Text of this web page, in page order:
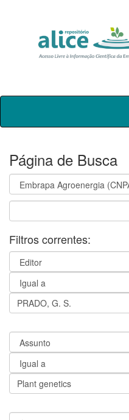
Skip
Página de Busca
Filtros correntes: